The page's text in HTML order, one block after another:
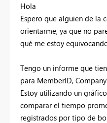
Hola
Espero que alguien de la
orientarme, ya que no
qué me estoy
Tengo un informe que
para MemberID,
Estoy utilizando un
comparar el tiempo
registrados por tipo de